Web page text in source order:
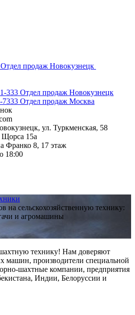
Отдел продаж Новокузнецк
333 Отдел продаж Новокузнецк
7333 Отдел продаж Москва
ул. Туркменская, 58
Щорса 15а
Франко 8, 17 этаж
18:00
на сельскохозяйственную технику:
и агромашины
технику! Нам доверяют
машин, производители специальной
шахтные компании, предприятия
Индии, Белоруссии и